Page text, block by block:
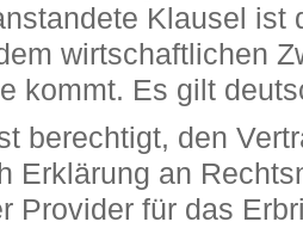
Klausel ist
wirtschaftlichen
kommt. Es gilt
berechtigt, den
Erklärung an
Provider für das